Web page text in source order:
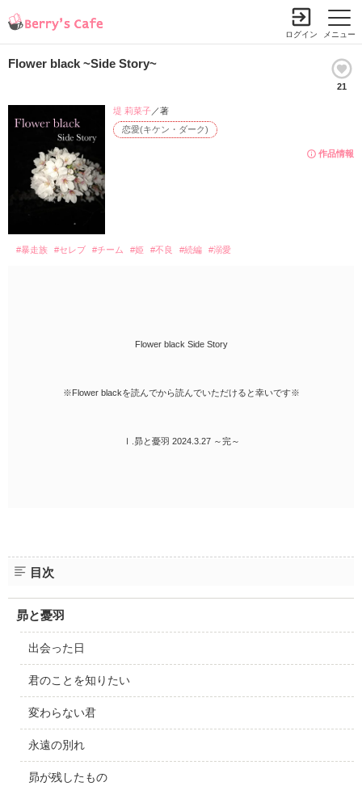
メニュー
ログイン
Flower black ~Side Story~
21
作品情報
恋愛(キケン・ダーク)
堤 莉菜子／著
#暴走族 #セレブ #チーム #姫 #不良 #続編 #溺愛
Flower black Side Story
※Flower blackを読んでから読んでいただけると幸いです※
Ⅰ.昴と憂羽 2024.3.27 ～完～
目次
昴と憂羽
出会った日
君のことを知りたい
変わらない君
永遠の別れ
昴が残したもの